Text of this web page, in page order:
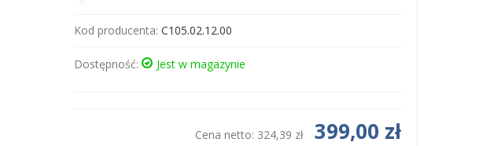
Kod producenta: C105.02.12.00
Dostępność: Jest w magazynie
Cena netto: 324,39 zł 399,00 zł